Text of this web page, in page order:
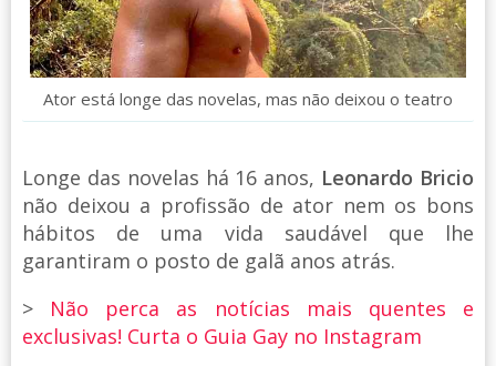
Ator está longe das novelas, mas não deixou o teatro
Longe das novelas há 16 anos, Leonardo Bricio
não deixou a profissão de ator nem os bons
hábitos de uma vida saudável que lhe
garantiram o posto de galã anos atrás.
> Não perca as notícias mais quentes e
exclusivas! Curta o Guia Gay no Instagram